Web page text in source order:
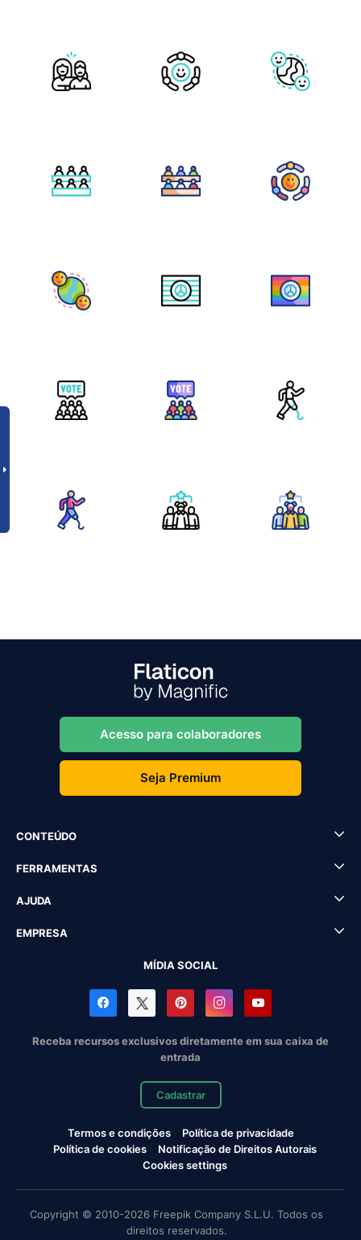
Acesso para colaboradores
Seja Premium
CONTEÚDO
FERRAMENTAS
AJUDA
EMPRESA
MÍDIA SOCIAL
Receba recursos exclusivos diretamente em sua caixa de
entrada
Cadastrar
Termos e condições
Política de privacidade
Política de cookies
Notificação de Direitos Autorais
Cookies settings
Copyright © 2010-2026 Freepik Company S.L.U. Todos os
direitos reservados.